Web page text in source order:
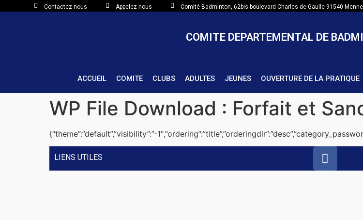
Contactez-nous Appelez-nous Comité Badminton, 62bis boulevard Charles de Gaulle 91540
COMITE DEPARTEMENTAL DE
ACCUEIL COMITE CLUBS ADULTES JEUNES OUVERTURE DE LA PRATIQUE
WP File Download : Forfait et
{“theme”:”default”,”visibility”:”-
LIENS UTILES